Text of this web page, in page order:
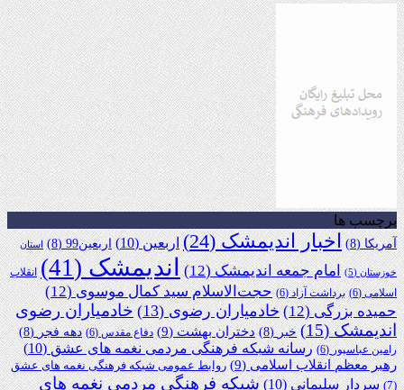
برچسب ها
آمریکا(8) اخبار اندیمشک(24) اربعین(10) اربعین99 (8) استان
خوزستان(5) امام جمعه اندیمشک(12) اندیمشک(41)
انقلاب
اسلامی(6) برداشت آزاد(6) حجت‌الاسلام سید کمال موسوی(12)
حمیده بزرگی(12) خادمیاران رضوی(13)
خادمیاران رضوی
اندیمشک(15) خبر(8) دختران بهشت(9) دفاع مقدس(6) دهه فجر(8)
رامین عباسپور(6) رسانه شبکه فرهنگی مردمی نغمه های عشق(10)
رهبر معظم انقلاب اسلامی(9)
روابط عمومی شبکه فرهنگی نغمه های عشق
(7)
سردار سلیمانی(10) شبکه فرهنگی مردمی نغمه های